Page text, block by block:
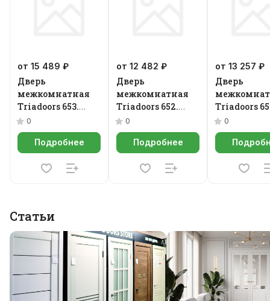
от 15 489 ₽
Дверь
межкомнатная
Triadoors 653.
Future
0
Подробнее
от 12 482 ₽
Дверь
межкомнатная
Triadoors 652.
Future
0
Подробнее
от 13 257 ₽
Дверь
Triadoors
Future
0
Статьи